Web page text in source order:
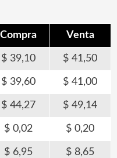
Compra Venta
39,10 41,50
39,60 41,00
44,27 49,14
0,02 0,20
6,95 8,65